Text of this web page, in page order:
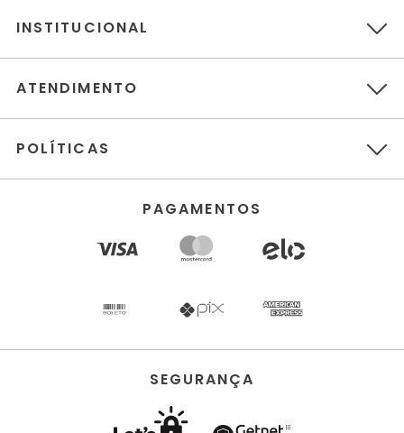
INSTITUCIONAL
ATENDIMENTO
POLÍTICAS
PAGAMENTOS
SEGURANÇA